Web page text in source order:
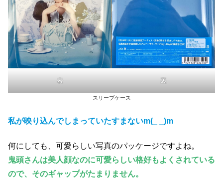
表 裏
スリーブケース
私が映り込んでしまっていたすまないm(_ _)m
何にしても、可愛らしい写真のパッケージですよね。
鬼頭さんは美人顔なのに可愛らしい格好もよくされている
ので、そのギャップがたまりません。